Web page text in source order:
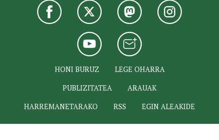
HONI BURUZ
LEGE OHARRA
PUBLIZITATEA
ARAUAK
HARREMANETARAKO
RSS EGIN ALEAKIDE